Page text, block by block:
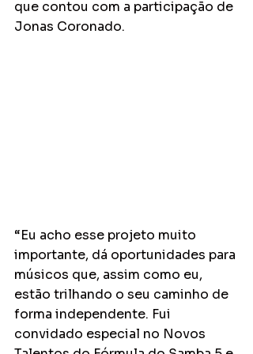
que contou com a participação de
Jonas Coronado.
“Eu acho esse projeto muito
importante, dá oportunidades para
músicos que, assim como eu,
estão trilhando o seu caminho de
forma independente. Fui
convidado especial no Novos